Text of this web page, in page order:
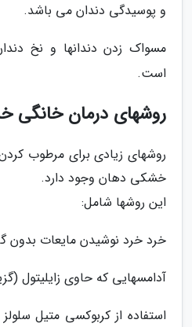
و پوسیدگی دندان می باشد.
مسواک زدن دندانها و نخ
است.
روشهای درمان
روشهای زیادی برای مرطوب
خشکی دهان وجود دارد.
این روشها شامل:
خرد خرد نوشیدن مایعات بدون
آدامسهایی که حاوی زایلیتول
استفاده از کربوکسی متیل